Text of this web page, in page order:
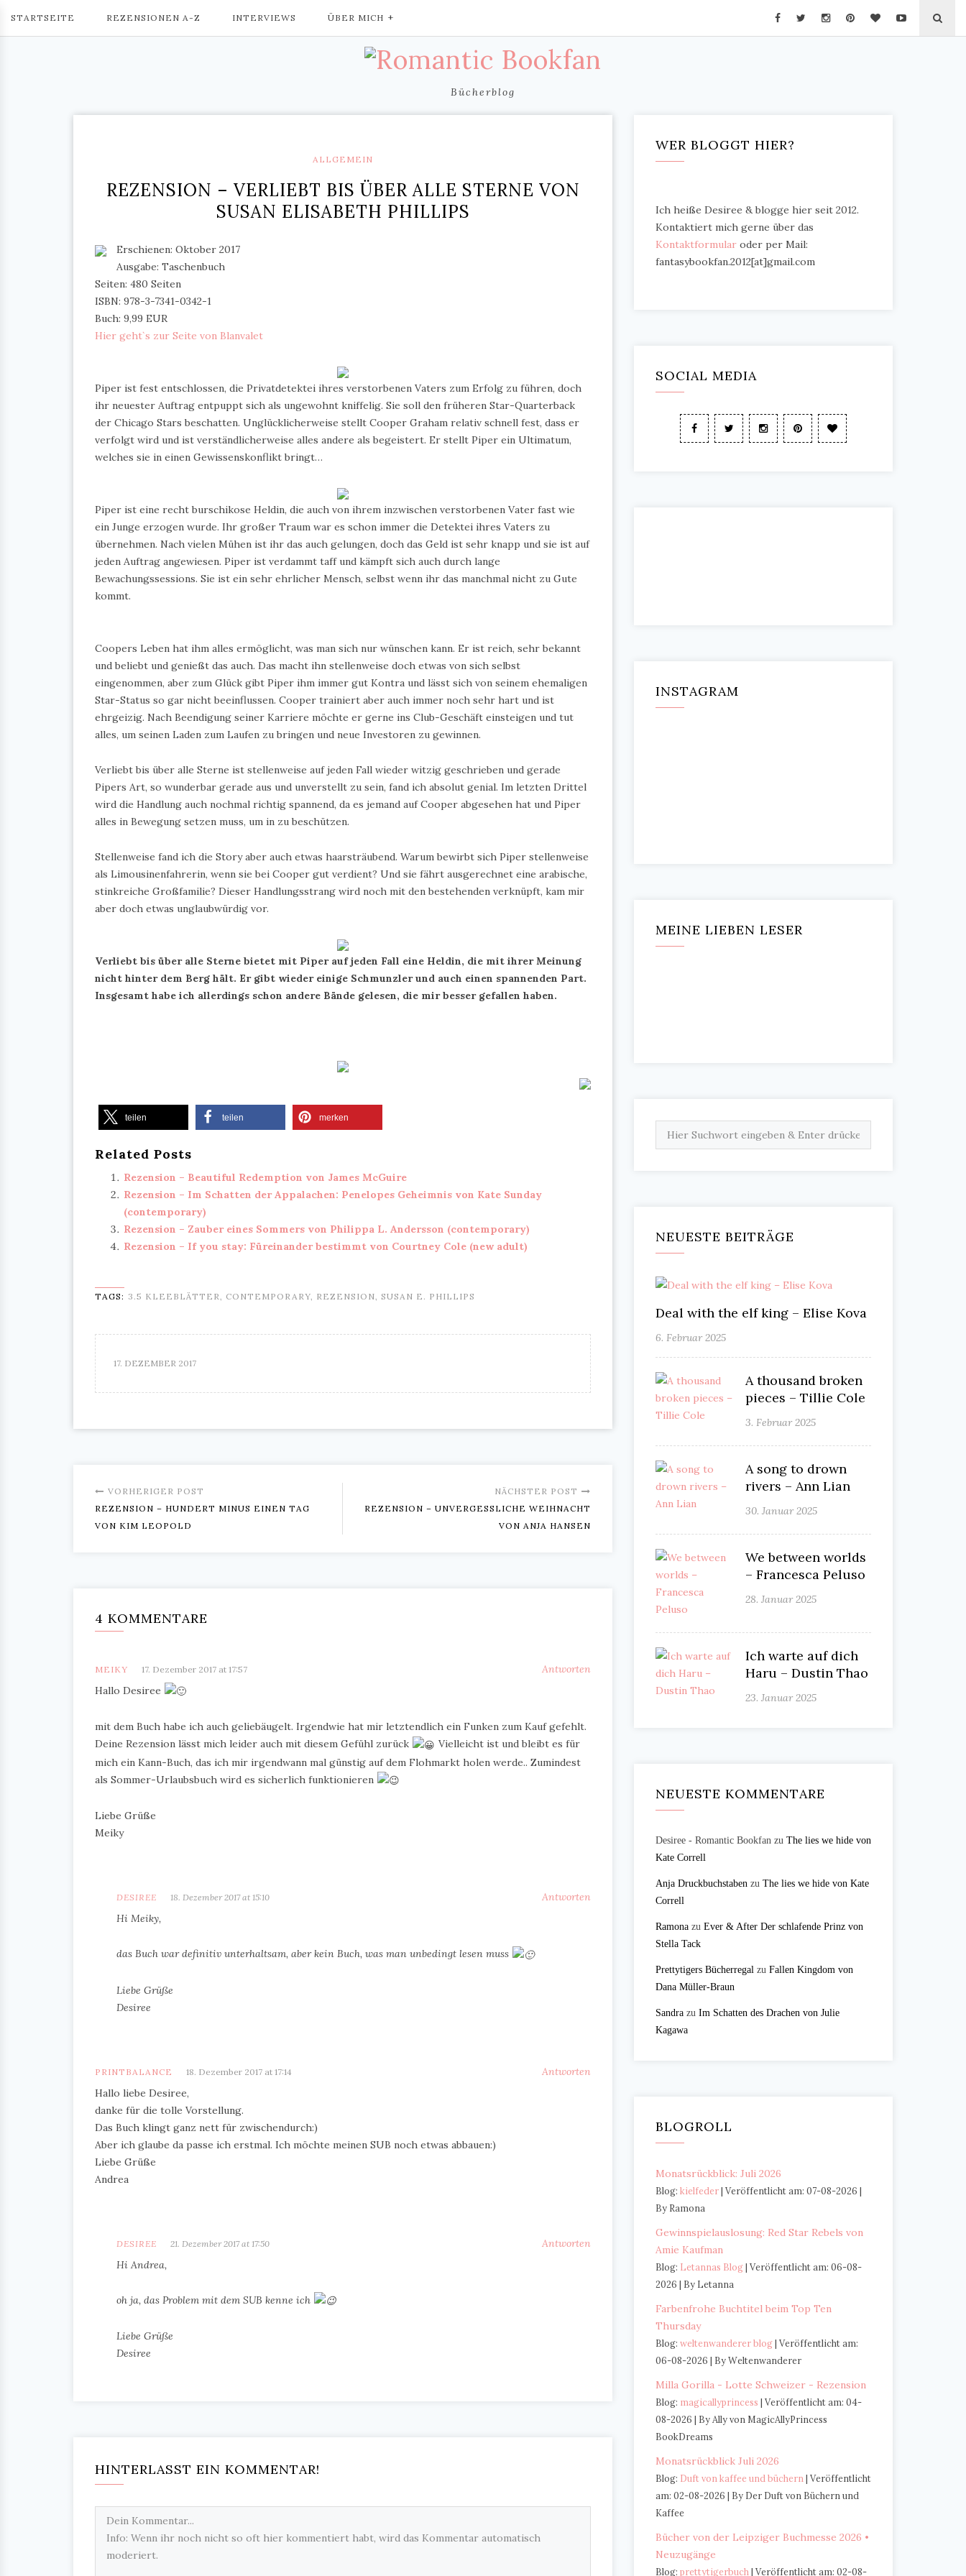
STARTSEITE REZENSIONEN A-Z INTERVIEWS ÜBER MICH
Bücherblog
ALLGEMEIN
REZENSION – VERLIEBT BIS ÜBER ALLE STERNE VON
SUSAN ELISABETH PHILLIPS
Erschienen: Oktober 2017
Ausgabe: Taschenbuch
Seiten: 480 Seiten
ISBN: 978-3-7341-0342-1
Buch: 9,99 EUR
Hier geht`s zur Seite von Blanvalet
Piper ist fest entschlossen, die Privatdetektei ihres verstorbenen Vaters zum Erfolg zu führen, doch
ihr neuester Auftrag entpuppt sich als ungewohnt kniffelig. Sie soll den früheren Star-Quarterback
der Chicago Stars beschatten. Unglücklicherweise stellt Cooper Graham relativ schnell fest, dass er
verfolgt wird und ist verständlicherweise alles andere als begeistert. Er stellt Piper ein Ultimatum,
welches sie in einen Gewissenskonflikt bringt…
Piper ist eine recht burschikose Heldin, die auch von ihrem inzwischen verstorbenen Vater fast wie
ein Junge erzogen wurde. Ihr großer Traum war es schon immer die Detektei ihres Vaters zu
übernehmen. Nach vielen Mühen ist ihr das auch gelungen, doch das Geld ist sehr knapp und sie ist auf
jeden Auftrag angewiesen. Piper ist verdammt taff und kämpft sich auch durch lange
Bewachungssessions. Sie ist ein sehr ehrlicher Mensch, selbst wenn ihr das manchmal nicht zu Gute
kommt.
Coopers Leben hat ihm alles ermöglicht, was man sich nur wünschen kann. Er ist reich, sehr bekannt
und beliebt und genießt das auch. Das macht ihn stellenweise doch etwas von sich selbst
eingenommen, aber zum Glück gibt Piper ihm immer gut Kontra und lässt sich von seinem ehemaligen
Star-Status so gar nicht beeinflussen. Cooper trainiert aber auch immer noch sehr hart und ist
ehrgeizig. Nach Beendigung seiner Karriere möchte er gerne ins Club-Geschäft einsteigen und tut
alles, um seinen Laden zum Laufen zu bringen und neue Investoren zu gewinnen.
Verliebt bis über alle Sterne ist stellenweise auf jeden Fall wieder witzig geschrieben und gerade
Pipers Art, so wunderbar gerade aus und unverstellt zu sein, fand ich absolut genial. Im letzten Drittel
wird die Handlung auch nochmal richtig spannend, da es jemand auf Cooper abgesehen hat und Piper
alles in Bewegung setzen muss, um in zu beschützen.
Stellenweise fand ich die Story aber auch etwas haarsträubend. Warum bewirbt sich Piper stellenweise
als Limousinenfahrerin, wenn sie bei Cooper gut verdient? Und sie fährt ausgerechnet eine arabische,
stinkreiche Großfamilie? Dieser Handlungsstrang wird noch mit den bestehenden verknüpft, kam mir
aber doch etwas unglaubwürdig vor.
Verliebt bis über alle Sterne bietet mit Piper auf jeden Fall eine Heldin, die mit ihrer Meinung
nicht hinter dem Berg hält. Er gibt wieder einige Schmunzler und auch einen spannenden Part.
Insgesamt habe ich allerdings schon andere Bände gelesen, die mir besser gefallen haben.
teilen teilen merken
Related Posts
Rezension – Beautiful Redemption von James McGuire
Rezension – Im Schatten der Appalachen: Penelopes Geheimnis von Kate Sunday
(contemporary)
Rezension – Zauber eines Sommers von Philippa L. Andersson (contemporary)
Rezension – If you stay: Füreinander bestimmt von Courtney Cole (new adult)
TAGS: 3.5 KLEEBLÄTTER, CONTEMPORARY, REZENSION, SUSAN E. PHILLIPS
17. DEZEMBER 2017
VORHERIGER POST
REZENSION – HUNDERT MINUS EINEN TAG
VON KIM LEOPOLD
NÄCHSTER POST
REZENSION – UNVERGESSLICHE WEIHNACHT
VON ANJA HANSEN
4 KOMMENTARE
MEIKY 17. Dezember 2017 at 17:57
Antworten
Hallo Desiree
mit dem Buch habe ich auch geliebäugelt. Irgendwie hat mir letztendlich ein Funken zum Kauf gefehlt.
Deine Rezension lässt mich leider auch mit diesem Gefühl zurück
Vielleicht ist und bleibt es für
mich ein Kann-Buch, das ich mir irgendwann mal günstig auf dem Flohmarkt holen werde.. Zumindest
als Sommer-Urlaubsbuch wird es sicherlich funktionieren
Liebe Grüße
Meiky
DESIREE 18. Dezember 2017 at 15:10
Antworten
Hi Meiky,
das Buch war definitiv unterhaltsam, aber kein Buch, was man unbedingt lesen muss
Liebe Grüße
Desiree
PRINTBALANCE 18. Dezember 2017 at 17:14
Antworten
Hallo liebe Desiree,
danke für die tolle Vorstellung.
Das Buch klingt ganz nett für zwischendurch:)
Aber ich glaube da passe ich erstmal. Ich möchte meinen SUB noch etwas abbauen:)
Liebe Grüße
Andrea
DESIREE 21. Dezember 2017 at 17:50
Antworten
Hi Andrea,
oh ja, das Problem mit dem SUB kenne ich
Liebe Grüße
Desiree
HINTERLASST EIN KOMMENTAR!
WER BLOGGT HIER?
Ich heiße Desiree & blogge hier seit 2012.
Kontaktiert mich gerne über das
Kontaktformular oder per Mail:
fantasybookfan.2012[at]gmail.com
SOCIAL MEDIA
INSTAGRAM
MEINE LIEBEN LESER
NEUESTE BEITRÄGE
Deal with the elf king – Elise Kova
6. Februar 2025
A thousand broken
pieces – Tillie Cole
3. Februar 2025
A song to drown
rivers – Ann Lian
30. Januar 2025
We between worlds
– Francesca Peluso
28. Januar 2025
Ich warte auf dich
Haru – Dustin Thao
23. Januar 2025
NEUESTE KOMMENTARE
Desiree - Romantic Bookfan zu The lies we hide von
Kate Correll
Anja Druckbuchstaben zu The lies we hide von Kate
Correll
Ramona zu Ever & After Der schlafende Prinz von
Stella Tack
Prettytigers Bücherregal zu Fallen Kingdom von
Dana Müller-Braun
Sandra zu Im Schatten des Drachen von Julie
Kagawa
BLOGROLL
Monatsrückblick: Juli 2026
Blog: kielfeder Veröffentlicht am: 07-08-2026
By Ramona
Gewinnspielauslosung: Red Star Rebels von
Amie Kaufman
Blog: Letannas Blog Veröffentlicht am: 06-08-
2026
By Letanna
Farbenfrohe Buchtitel beim Top Ten
Thursday
Blog: weltenwanderer blog Veröffentlicht am:
06-08-2026
By Weltenwanderer
Milla Gorilla - Lotte Schweizer - Rezension
Blog: magicallyprincess
Veröffentlicht am: 04-
08-2026
By Ally von MagicAllyPrincess
BookDreams
Monatsrückblick Juli 2026
Blog: Duft von kaffee und büchern
Veröffentlicht
am: 02-08-2026
By Der Duft von Büchern und
Kaffee
Bücher von der Leipziger Buchmesse 2026 •
Neuzugänge
Blog: prettytigerbuch Veröffentlicht am: 02-08-